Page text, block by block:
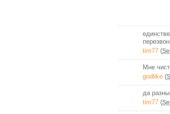
tim77 (
Мне
godlike (
да
tim77 (